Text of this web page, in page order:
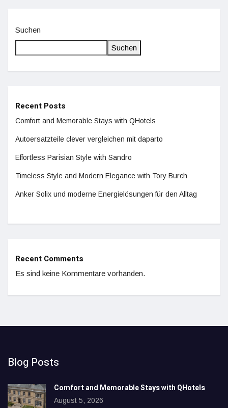
Suchen
Suchen
Recent Posts
Comfort and Memorable Stays with QHotels
Autoersatzteile clever vergleichen mit daparto
Effortless Parisian Style with Sandro
Timeless Style and Modern Elegance with Tory Burch
Anker Solix und moderne Energielösungen für den Alltag
Recent Comments
Es sind keine Kommentare vorhanden.
Blog Posts
Comfort and Memorable Stays with QHotels
August 5, 2026